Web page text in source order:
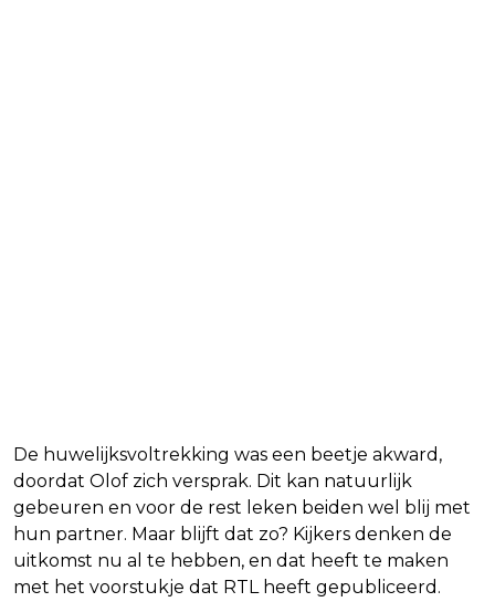
De huwelijksvoltrekking was een beetje akward,
doordat Olof zich versprak. Dit kan natuurlijk
gebeuren en voor de rest leken beiden wel blij met
hun partner. Maar blijft dat zo? Kijkers denken de
uitkomst nu al te hebben, en dat heeft te maken
met het voorstukje dat RTL heeft gepubliceerd.